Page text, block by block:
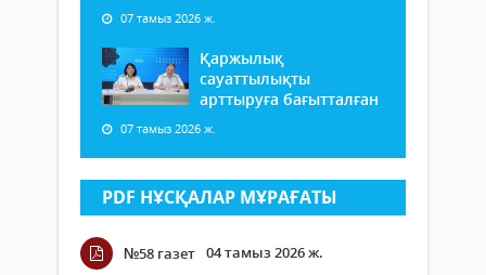
07 тамыз 2026 ж.
Қаржылық
сауаттылықты
арттыруға бағытталған
07 тамыз 2026 ж.
PDF НҰСҚАЛАР МҰРАҒАТЫ
№58 газет 04 тамыз 2026 ж.